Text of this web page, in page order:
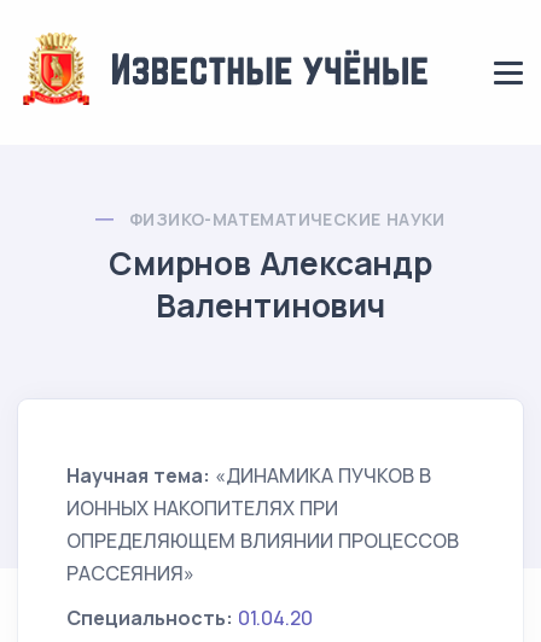
ФИЗИКО-МАТЕМАТИЧЕСКИЕ НАУКИ
Смирнов Александр
Валентинович
Научная тема: «ДИНАМИКА ПУЧКОВ В
ИОННЫХ НАКОПИТЕЛЯХ ПРИ
ОПРЕДЕЛЯЮЩЕМ ВЛИЯНИИ ПРОЦЕССОВ
РАССЕЯНИЯ»
Специальность: 01.04.20